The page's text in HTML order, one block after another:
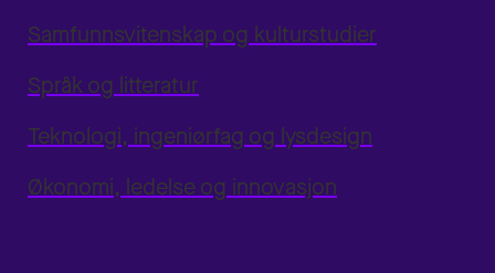
Samfunnsvitenskap og kulturstudier
Språk og litteratur
Teknologi, ingeniørfag og lysdesign
Økonomi, ledelse og innovasjon